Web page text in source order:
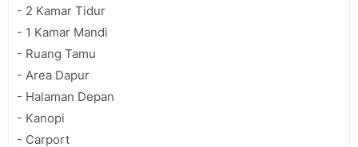
- 2 Kamar Tidur
- 1 Kamar Mandi
- Ruang Tamu
- Area Dapur
- Halaman Depan
- Kanopi
- Carport